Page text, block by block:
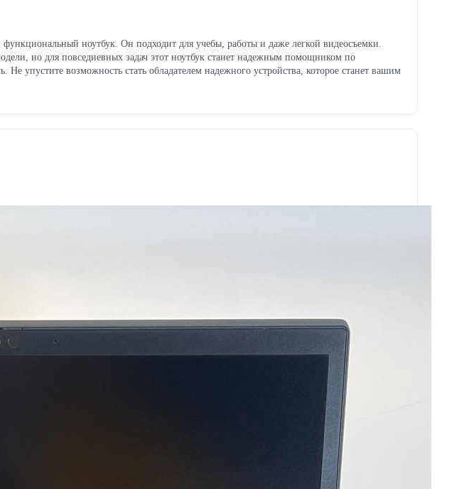
ноутбук. Он подходит для учебы, работы и даже легкой видеосъемки.
но для повседневных задач этот ноутбук станет надежным помощником по
упустите возможность стать обладателем надежного устройства, которое станет вашим